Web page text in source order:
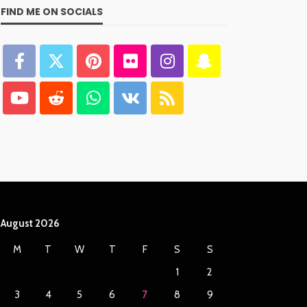
FIND ME ON SOCIALS
August 2026
M T W T F S
S
1
2
3
4 5 6 7 8 9